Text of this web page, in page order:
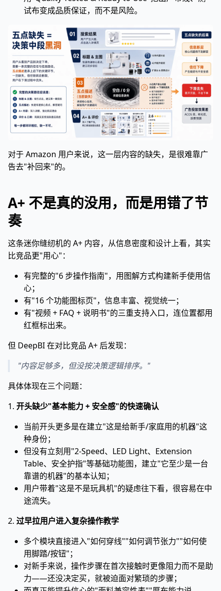
试布变成品质保证，而不是风险。
对于 Amazon 用户来说，这一层内容的缺失，是很难靠广
告去"补回来"的。
A+ 不是真的没用，而是用错了节
奏
这条迷你缝纫机的 A+ 内容，从信息密度和设计上看，其实
比竞品更"用心"：
有完整的"6 步操作指南"，用图解方式构建新手使用信
心；
有"16 个功能图标页"，信息丰富、视觉统一；
有"视频 + FAQ + 说明书"的三重支持入口，连位置都用
红框标出来。
但 DeepBI 在对比竞品 A+ 后发现：
"内容足够多，但没按决策逻辑排序。"
具体体现在三个问题：
1. 开头缺少"基本能力 + 安全感"的快速确认
当前开头更多是在建立"这是给新手/家庭用的机器"这
种身份；
但没有立刻用"2-Speed、LED Light、Extension
Table、安全护指"等基础功能图，建立"它至少是一台
靠谱的机器"的基本认知；
用户带着"这是不是玩具机"的疑虑往下看，很容易在中
途流失。
2. 过早拉用户进入复杂操作教学
多个模块直接进入"如何穿线""如何调节张力""如何使
用脚踏/按钮"；
对新手来说，操作步骤在首次接触时更像阻力而不是助
力——还没决定买，就被迫面对繁琐的步骤；